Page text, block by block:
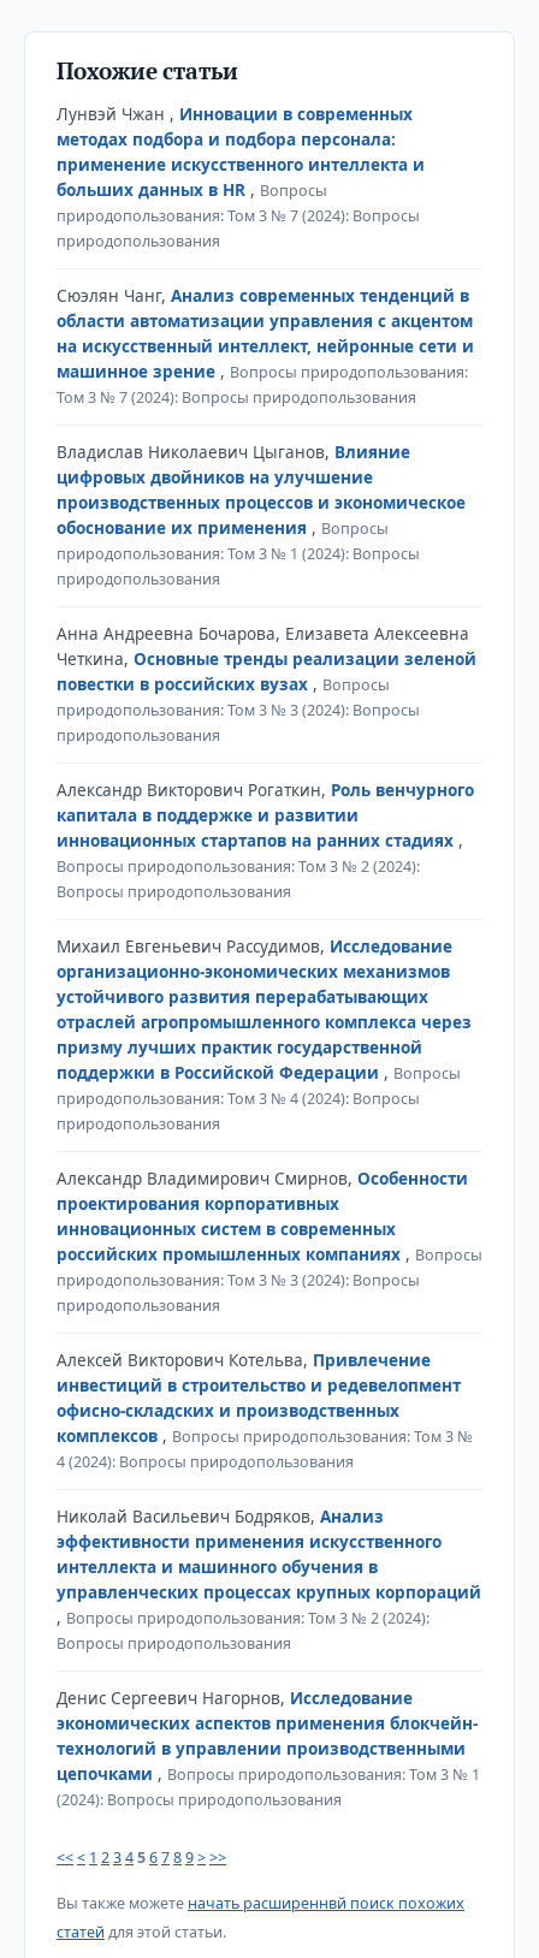
Похожие статьи
Лунвэй Чжан , Инновации в современных
методах подбора и подбора персонала:
применение искусственного интеллекта и
больших данных в HR , Вопросы
природопользования: Том 3 № 7 (2024): Вопросы
природопользования
Сюэлян Чанг, Анализ современных тенденций в
области автоматизации управления с акцентом
на искусственный интеллект, нейронные сети и
машинное зрение , Вопросы природопользования:
Том 3 № 7 (2024): Вопросы природопользования
Владислав Николаевич Цыганов, Влияние
цифровых двойников на улучшение
производственных процессов и экономическое
обоснование их применения , Вопросы
природопользования: Том 3 № 1 (2024): Вопросы
природопользования
Анна Андреевна Бочарова, Елизавета Алексеевна
Четкина, Основные тренды реализации зеленой
повестки в российских вузах , Вопросы
природопользования: Том 3 № 3 (2024): Вопросы
природопользования
Александр Викторович Рогаткин, Роль венчурного
капитала в поддержке и развитии
инновационных стартапов на ранних стадиях ,
Вопросы природопользования: Том 3 № 2 (2024):
Вопросы природопользования
Михаил Евгеньевич Рассудимов, Исследование
организационно-экономических механизмов
устойчивого развития перерабатывающих
отраслей агропромышленного комплекса через
призму лучших практик государственной
поддержки в Российской Федерации , Вопросы
природопользования: Том 3 № 4 (2024): Вопросы
природопользования
Александр Владимирович Смирнов, Особенности
проектирования корпоративных
инновационных систем в современных
российских промышленных компаниях , Вопросы
природопользования: Том 3 № 3 (2024): Вопросы
природопользования
Алексей Викторович Котельва, Привлечение
инвестиций в строительство и редевелопмент
офисно-складских и производственных
комплексов , Вопросы природопользования: Том 3 №
4 (2024): Вопросы природопользования
Николай Васильевич Бодряков, Анализ
эффективности применения искусственного
интеллекта и машинного обучения в
управленческих процессах крупных корпораций
, Вопросы природопользования: Том 3 № 2 (2024):
Вопросы природопользования
Денис Сергеевич Нагорнов, Исследование
экономических аспектов применения блокчейн-
технологий в управлении производственными
цепочками , Вопросы природопользования: Том 3 № 1
(2024): Вопросы природопользования
<<< 1 23456789>>>
Вы также можете начать расширеннвй поиск похожих
статей для этой статьи.